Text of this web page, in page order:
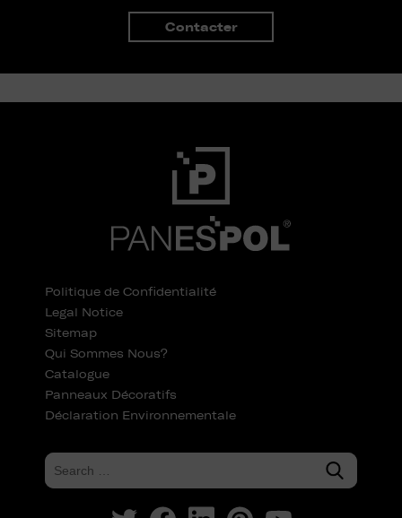
Contacter
Politique de Confidentialité
Legal Notice
Sitemap
Qui Sommes Nous?
Catalogue
Panneaux Décoratifs
Déclaration Environnementale